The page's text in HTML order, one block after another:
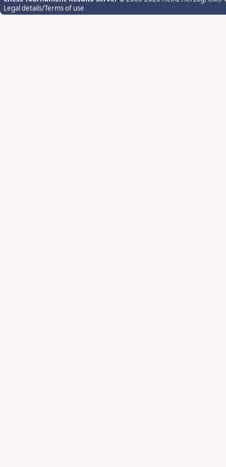
Legal details/Terms of use